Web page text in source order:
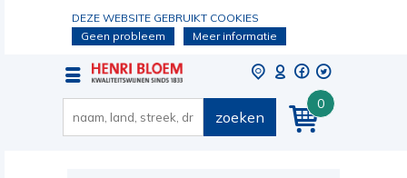
DEZE WEBSITE GEBRUIKT COOKIES
Geen probleem
Meer informatie
0
zoeken